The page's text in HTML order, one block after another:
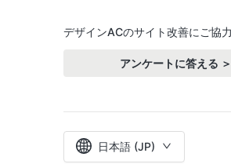
デザインACのサイト改善にご協力
アンケートに答える ＞
日本語 (JP)